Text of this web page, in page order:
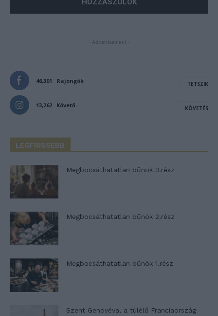
- Advertisement -
46,301 Rajongók TETSZIK
13,262 Követő KÖVETÉS
LEGFRISSEBB
Megbocsáthatatlan bűnök 3.rész
Megbocsáthatatlan bűnök 2.rész
Megbocsáthatatlan bűnök 1.rész
Szent Genovéva, a túlélő Franciaország